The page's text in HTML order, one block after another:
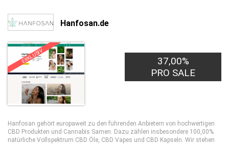
Hanfosan.de
EXKLUSIV
37,00%
PRO SALE
Hanfosan gehört europaweit zu den führenden Anbietern von hochwertigen
CBD Produkten und Cannabis Samen. Dazu zählen insbesondere 100,00%
natürliche Vollspektrum CBD Öle, CBD Vapes und CBD Kapseln. Wir stehen